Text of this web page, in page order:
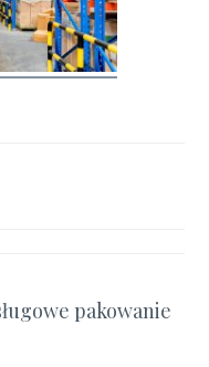
pakowanie